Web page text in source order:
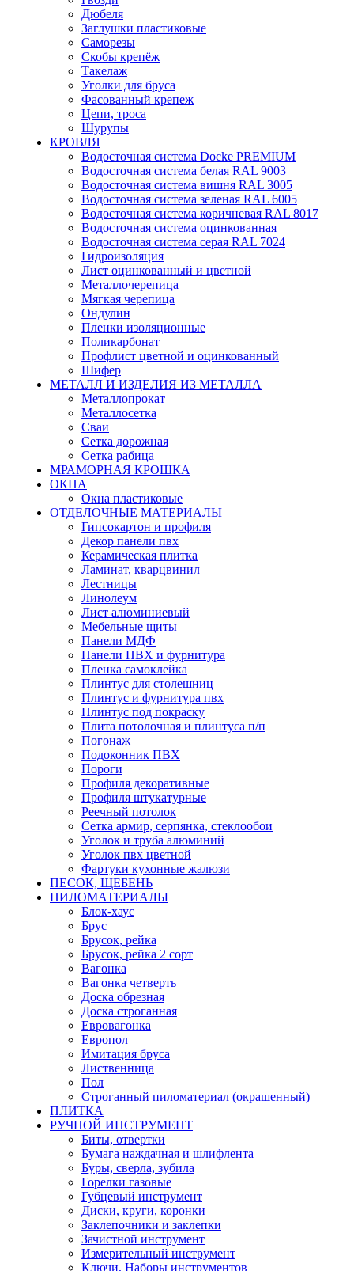
Дюбеля
Заглушки пластиковые
Саморезы
Скобы крепёж
Такелаж
Уголки для бруса
Фасованный крепеж
Цепи, троса
Шурупы
КРОВЛЯ
Водосточная система Docke PREMIUM
Водосточная система белая RAL 9003
Водосточная система вишня RAL 3005
Водосточная система зеленая RAL 6005
Водосточная система коричневая RAL 8017
Водосточная система оцинкованная
Водосточная система серая RAL 7024
Гидроизоляция
Лист оцинкованный и цветной
Металлочерепица
Мягкая черепица
Ондулин
Пленки изоляционные
Поликарбонат
Профлист цветной и оцинкованный
Шифер
МЕТАЛЛ И ИЗДЕЛИЯ ИЗ МЕТАЛЛА
Металлопрокат
Металлосетка
Сваи
Сетка дорожная
Сетка рабица
МРАМОРНАЯ КРОШКА
ОКНА
Окна пластиковые
ОТДЕЛОЧНЫЕ МАТЕРИАЛЫ
Гипсокартон и профиля
Декор панели пвх
Керамическая плитка
Ламинат, кварцвинил
Лестницы
Линолеум
Лист алюминиевый
Мебельные щиты
Панели МДФ
Панели ПВХ и фурнитура
Пленка самоклейка
Плинтус для столешниц
Плинтус и фурнитура пвх
Плинтус под покраску
Плита потолочная и плинтуса п/п
Погонаж
Подоконник ПВХ
Пороги
Профиля декоративные
Профиля штукатурные
Реечный потолок
Сетка армир, серпянка, стеклообои
Уголок и труба алюминий
Уголок пвх цветной
Фартуки кухонные жалюзи
ПЕСОК, ЩЕБЕНЬ
ПИЛОМАТЕРИАЛЫ
Блок-хаус
Брус
Брусок, рейка
Брусок, рейка 2 сорт
Вагонка
Вагонка четверть
Доска обрезная
Доска строганная
Евровагонка
Европол
Имитация бруса
Лиственница
Пол
Строганный пиломатериал (окрашенный)
ПЛИТКА
РУЧНОЙ ИНСТРУМЕНТ
Биты, отвертки
Бумага наждачная и шлифлента
Буры, сверла, зубила
Горелки газовые
Губцевый инструмент
Диски, круги, коронки
Заклепочники и заклепки
Зачистной инструмент
Измерительный инструмент
Ключи, Наборы инструментов